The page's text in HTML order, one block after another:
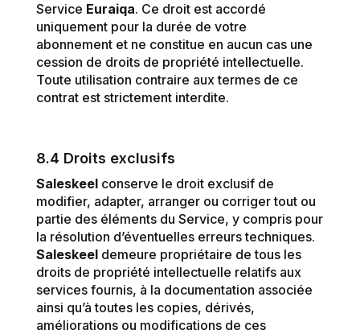
Service Euraiqa. Ce droit est accordé
uniquement pour la durée de votre
abonnement et ne constitue en aucun cas une
cession de droits de propriété intellectuelle.
Toute utilisation contraire aux termes de ce
contrat est strictement interdite.
8.4 Droits exclusifs
Saleskeelconserve le droit exclusif de
modifier, adapter, arranger ou corriger tout ou
partie des éléments du Service, y compris pour
la résolution d’éventuelles erreurs techniques.
Saleskeeldemeure propriétaire de tous les
droits de propriété intellectuelle relatifs aux
services fournis, à la documentation associée
ainsi qu’à toutes les copies, dérivés,
améliorations ou modifications de ces